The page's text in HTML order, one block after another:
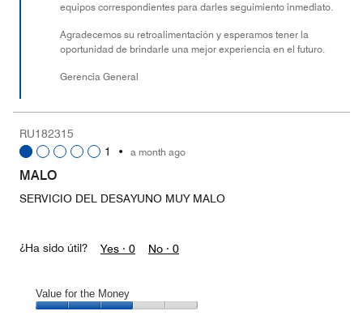
equipos correspondientes para darles seguimiento inmediato.
Agradecemos su retroalimentación y esperamos tener la
oportunidad de brindarle una mejor experiencia en el futuro.
Gerencia General
RU182315
1
• a month ago
MALO
SERVICIO DEL DESAYUNO MUY MALO
¿Ha sido útil? Yes · 0 No · 0
Value for the Money